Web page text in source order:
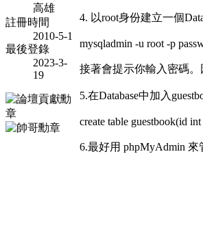
高雄
註冊時間
2010-5-1
最後登錄
2023-3-
19
4. 以root身份建立一個
mysqladmin -u root -p
接著會提示你輸入密碼。
5.在Database中加入
create table guestbook(id
6.最好用 phpMyAdmin